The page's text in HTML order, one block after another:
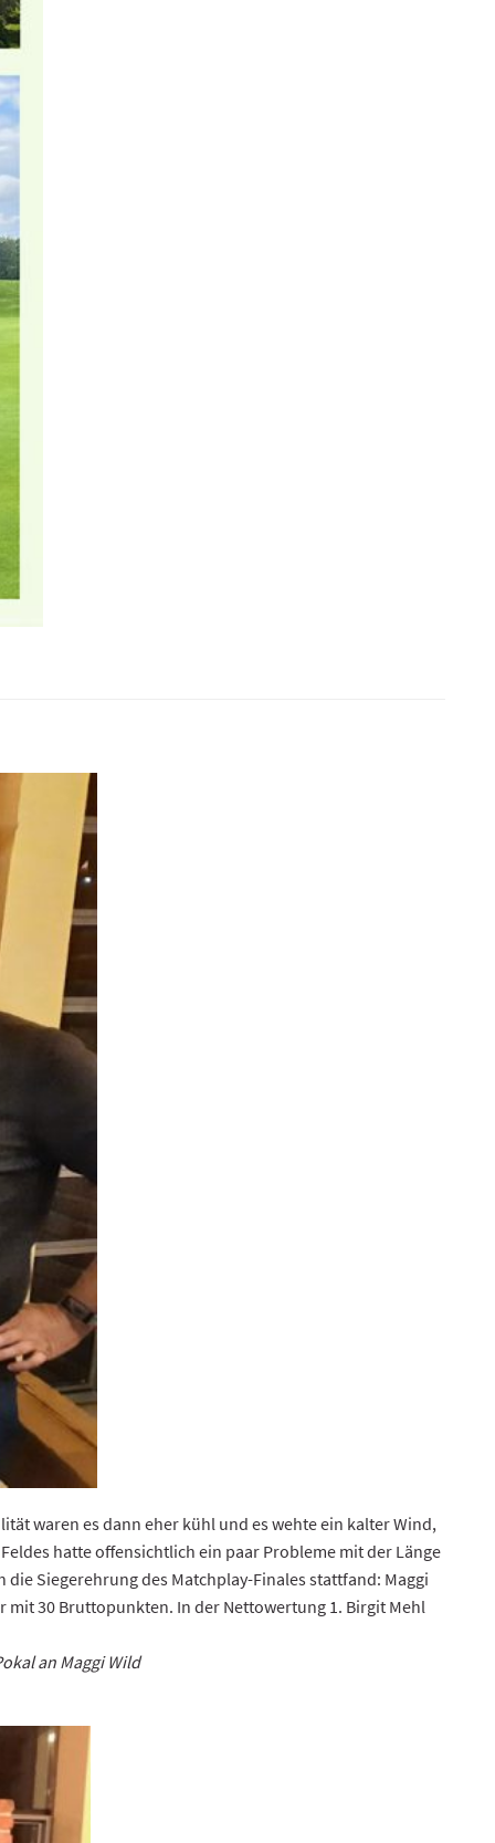
waren es dann eher kühl und es wehte ein kalter Wind,
hatte offensichtlich ein paar Probleme mit der Länge
Siegerehrung des Matchplay-Finales stattfand: Maggi
mit 30 Bruttopunkten. In der Nettowertung 1. Birgit Mehl
an Maggi Wild